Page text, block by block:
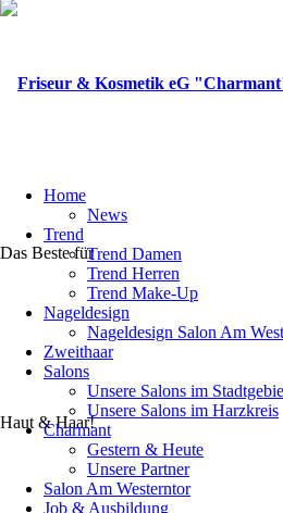
Das Beste für
Haut & Haar!
Home
News
Trend
Trend Damen
Trend Herren
Trend Make-Up
Nageldesign
Nageldesign Salon Am
Zweithaar
Salons
Unsere Salons im
Unsere Salons im Harzkreis
Charmant
Gestern & Heute
Unsere Partner
Salon Am Westerntor
Job & Ausbildung